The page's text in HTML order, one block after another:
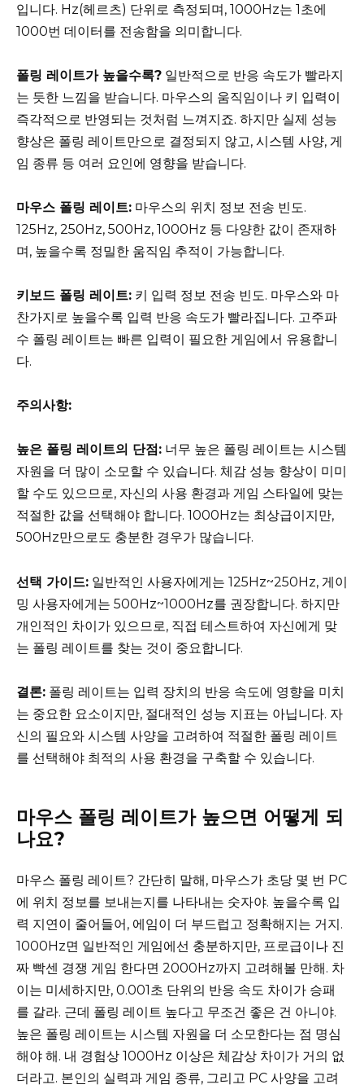
입니다. Hz(헤르츠) 단위로 측정되며, 1000Hz는 1초에
1000번 데이터를 전송함을 의미합니다.
폴링 레이트가 높을수록? 일반적으로 반응 속도가 빨라지
는 듯한 느낌을 받습니다. 마우스의 움직임이나 키 입력이
즉각적으로 반영되는 것처럼 느껴지죠. 하지만 실제 성능
향상은 폴링 레이트만으로 결정되지 않고, 시스템 사양, 게
임 종류 등 여러 요인에 영향을 받습니다.
마우스 폴링 레이트: 마우스의 위치 정보 전송 빈도.
125Hz, 250Hz, 500Hz, 1000Hz 등 다양한 값이 존재하
며, 높을수록 정밀한 움직임 추적이 가능합니다.
키보드 폴링 레이트: 키 입력 정보 전송 빈도. 마우스와 마
찬가지로 높을수록 입력 반응 속도가 빨라집니다. 고주파
수 폴링 레이트는 빠른 입력이 필요한 게임에서 유용합니
다.
주의사항:
높은 폴링 레이트의 단점: 너무 높은 폴링 레이트는 시스템
자원을 더 많이 소모할 수 있습니다. 체감 성능 향상이 미미
할 수도 있으므로, 자신의 사용 환경과 게임 스타일에 맞는
적절한 값을 선택해야 합니다. 1000Hz는 최상급이지만,
500Hz만으로도 충분한 경우가 많습니다.
선택 가이드: 일반적인 사용자에게는 125Hz~250Hz, 게이
밍 사용자에게는 500Hz~1000Hz를 권장합니다. 하지만
개인적인 차이가 있으므로, 직접 테스트하여 자신에게 맞
는 폴링 레이트를 찾는 것이 중요합니다.
결론: 폴링 레이트는 입력 장치의 반응 속도에 영향을 미치
는 중요한 요소이지만, 절대적인 성능 지표는 아닙니다. 자
신의 필요와 시스템 사양을 고려하여 적절한 폴링 레이트
를 선택해야 최적의 사용 환경을 구축할 수 있습니다.
마우스 폴링 레이트가 높으면 어떻게 되
나요?
마우스 폴링 레이트? 간단히 말해, 마우스가 초당 몇 번 PC
에 위치 정보를 보내는지를 나타내는 숫자야. 높을수록 입
력 지연이 줄어들어, 에임이 더 부드럽고 정확해지는 거지.
1000Hz면 일반적인 게임에선 충분하지만, 프로급이나 진
짜 빡센 경쟁 게임 한다면 2000Hz까지 고려해볼 만해. 차
이는 미세하지만, 0.001초 단위의 반응 속도 차이가 승패
를 갈라. 근데 폴링 레이트 높다고 무조건 좋은 건 아니야.
높은 폴링 레이트는 시스템 자원을 더 소모한다는 점 명심
해야 해. 내 경험상 1000Hz 이상은 체감상 차이가 거의 없
더라고. 본인의 실력과 게임 종류, 그리고 PC 사양을 고려